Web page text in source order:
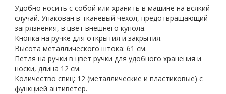
Удобно носить с собой или хранить в машине на всякий
случай. Упакован в тканевый чехол, предотвращающий
загрязнения, в цвет внешнего купола.
Кнопка на ручке для открытия и закрытия.
Высота металлического штока: 61 см.
Петля на ручки в цвет ручки для удобного хранения и
носки, длина 12 см.
Количество спиц: 12 (металлические и пластиковые) с
функцией антиветер.